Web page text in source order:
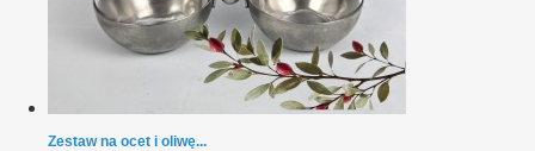
Zestaw na ocet i oliwę...